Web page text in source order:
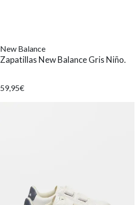
New Balance
Zapatillas New Balance Gris Niño.
59,95€